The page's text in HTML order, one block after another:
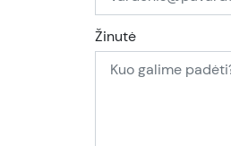
Žinutė